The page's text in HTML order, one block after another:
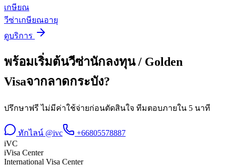
เกษียณ
วีซ่าเกษียณอายุ
ดูบริการ
พร้อมเริ่มต้นวีซ่านักลงทุน / Golden
Visaจากลาดกระบัง?
ปรึกษาฟรี ไม่มีค่าใช้จ่ายก่อนตัดสินใจ ทีมตอบภายใน 5 นาที
ทักไลน์ @ivc
+66805578887
iVC
iVisa Center
International Visa Center